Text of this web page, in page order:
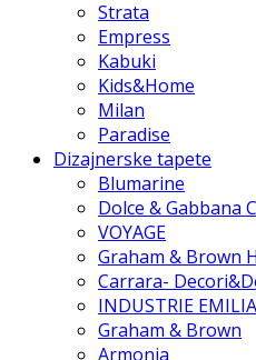
Strata
Empress
Kabuki
Kids&Home
Milan
Paradise
Dizajnerske tapete
Blumarine
Dolce & Gabbana
VOYAGE
Graham & Brown
Carrara-
INDUSTRIE
Graham & Brown
Armonia